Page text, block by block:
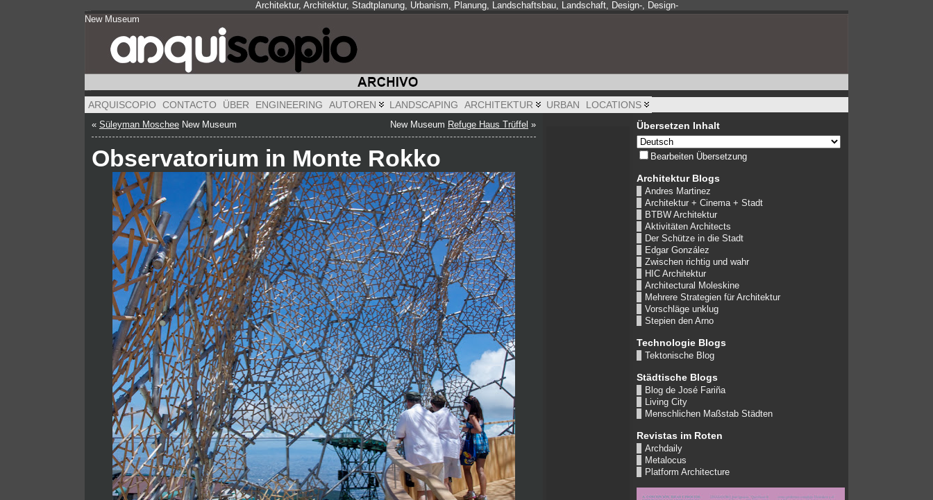
Architektur, Architektur, Stadtplanung, Urbanism, Planung, Landschaftsbau, Landschaft, Design-, Design-
New Museum
ARQUISCOPIO CONTACTO ÜBER ENGINEERING AUTOREN LANDSCAPING ARCHITEKTUR URBAN LOCATIONS
« Süleyman Moschee New Museum New Museum Refuge Haus Trüffel »
Observatorium in Monte Rokko
Übersetzen Inhalt
Bearbeiten Übersetzung
Architektur Blogs
Andres Martinez
Architektur + Cinema + Stadt
BTBW Architektur
Aktivitäten Architects
Der Schütze in die Stadt
Edgar González
Zwischen richtig und wahr
HIC Architektur
Architectural Moleskine
Mehrere Strategien für Architektur
Vorschläge unklug
Stepien den Arno
Technologie Blogs
Tektonische Blog
Städtische Blogs
Blog de José Fariña
Living City
Menschlichen Maßstab Städten
Revistas im Roten
Archdaily
Metalocus
Platform Architecture